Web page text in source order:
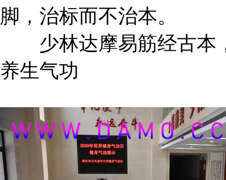
脚，治标而不治本。
少林达摩易筋经古本
养生气功